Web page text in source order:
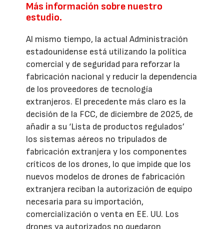
Más información sobre nuestro
estudio.
Al mismo tiempo, la actual Administración
estadounidense está utilizando la política
comercial y de seguridad para reforzar la
fabricación nacional y reducir la dependencia
de los proveedores de tecnología
extranjeros. El precedente más claro es la
decisión de la FCC, de diciembre de 2025, de
añadir a su ‘Lista de productos regulados’
los sistemas aéreos no tripulados de
fabricación extranjera y los componentes
críticos de los drones, lo que impide que los
nuevos modelos de drones de fabricación
extranjera reciban la autorización de equipo
necesaria para su importación,
comercialización o venta en EE. UU. Los